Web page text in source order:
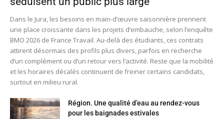
Dans le Jura, les besoins en main-d’œuvre saisonnière prennent
une place croissante dans les projets d’embauche, selon l’enquête
BMO 2026 de France Travail. Au-delà des étudiants, ces contrats
attirent désormais des profils plus divers, parfois en recherche
d’un complément ou d’un retour vers l’activité. Reste que la mobilité
et les horaires décalés continuent de freiner certains candidats,
surtout en milieu rural.
Région. Une qualité d’eau au rendez-vous
pour les baignades estivales